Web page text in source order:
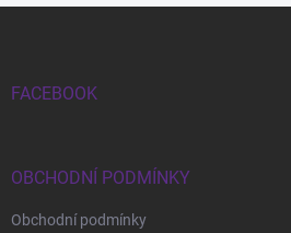
FACEBOOK
OBCHODNÍ PODMÍNKY
Obchodní podmínky